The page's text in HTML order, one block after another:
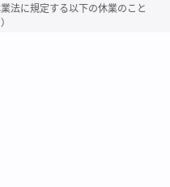
法に規定する以下の休業のこと